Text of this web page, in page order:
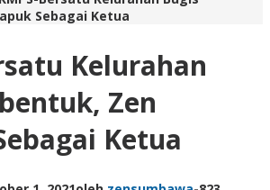
Sebagai Ketua
Kelurahan
Zen
Ketua